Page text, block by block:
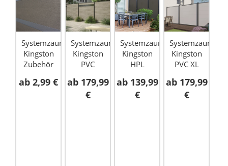
Systemzaun
Kingston
Zubehör
ab2,99 €
Systemzaun
Kingston
PVC
ab 179,99
€
Systemzaun
Kingston
HPL
ab 139,99
€
Systemzaun
Kingston
PVC XL
ab 179,99
€